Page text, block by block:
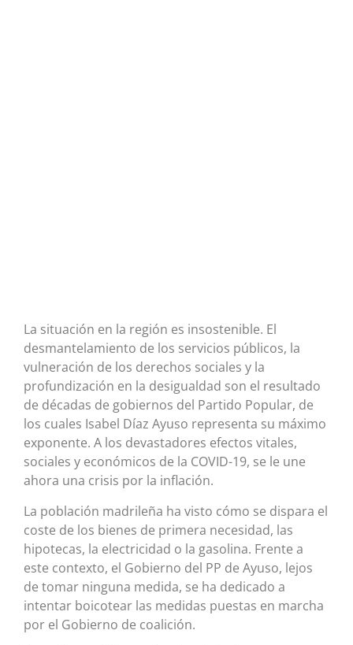
La situación en la región es insostenible. El
desmantelamiento de los servicios públicos, la
vulneración de los derechos sociales y la
profundización en la desigualdad son el resultado
de décadas de gobiernos del Partido Popular, de
los cuales Isabel Díaz Ayuso representa su máximo
exponente. A los devastadores efectos vitales,
sociales y económicos de la COVID-19, se le une
ahora una crisis por la inflación.
La población madrileña ha visto cómo se dispara el
coste de los bienes de primera necesidad, las
hipotecas, la electricidad o la gasolina. Frente a
este contexto, el Gobierno del PP de Ayuso, lejos
de tomar ninguna medida, se ha dedicado a
intentar boicotear las medidas puestas en marcha
por el Gobierno de coalición.